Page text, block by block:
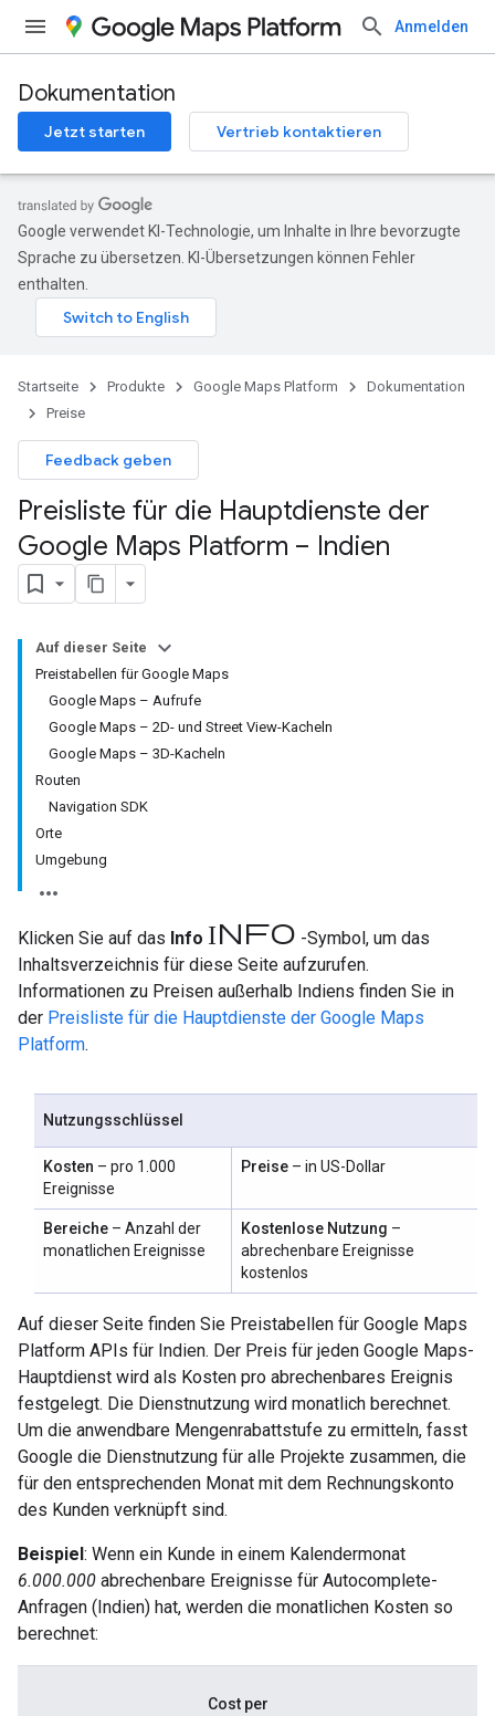
Anmelden
Dokumentation
Jetzt starten Vertrieb kontaktieren
Google verwendet KI-Technologie, um Inhalte in Ihre bevorzugte
Sprache zu übersetzen. KI-Übersetzungen können Fehler
enthalten.
Startseite Produkte Google Maps Platform
Dokumentation
Preise
Feedback geben
Preisliste für die Hauptdienste der
Google Maps Platform – Indien
Auf dieser Seite
Preistabellen für Google Maps
Google Maps – Aufrufe
Google Maps – 2D- und Street View-Kacheln
Google Maps – 3D-Kacheln
Routen
Navigation SDK
Orte
Umgebung
Klicken Sie auf das Info Info -Symbol, um das
Inhaltsverzeichnis für diese Seite aufzurufen.
Informationen zu Preisen außerhalb Indiens finden Sie in
der Preisliste für die Hauptdienste der Google Maps
Platform.
Nutzungsschlüssel
Kosten – pro 1.000
Ereignisse
Preise – in US-Dollar
Bereiche – Anzahl der
monatlichen Ereignisse
Kostenlose Nutzung –
abrechenbare Ereignisse
kostenlos
Auf dieser Seite finden Sie Preistabellen für Google Maps
Platform APIs für Indien. Der Preis für jeden Google Maps-
Hauptdienst wird als Kosten pro abrechenbares Ereignis
festgelegt. Die Dienstnutzung wird monatlich berechnet.
Um die anwendbare Mengenrabattstufe zu ermitteln, fasst
Google die Dienstnutzung für alle Projekte zusammen, die
für den entsprechenden Monat mit dem Rechnungskonto
des Kunden verknüpft sind.
Beispiel: Wenn ein Kunde in einem Kalendermonat
6.000.000 abrechenbare Ereignisse für Autocomplete-
Anfragen (Indien) hat, werden die monatlichen Kosten so
berechnet:
Cost per